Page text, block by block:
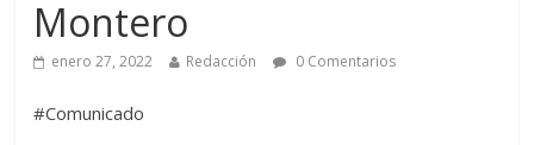
Montero
enero 27, 2022 Redacción 0 Comentarios
#Comunicado